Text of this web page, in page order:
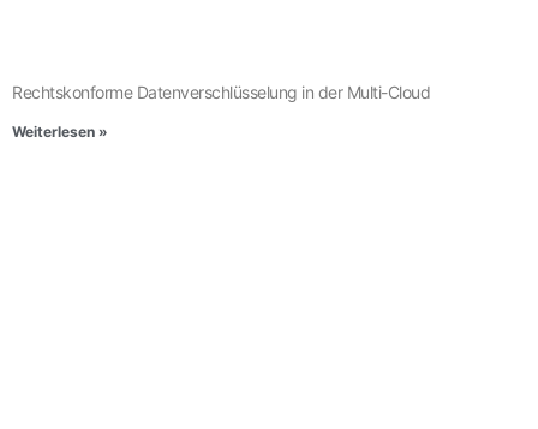
Rechtskonforme Datenverschlüsselung in der Multi-Cloud
Weiterlesen »